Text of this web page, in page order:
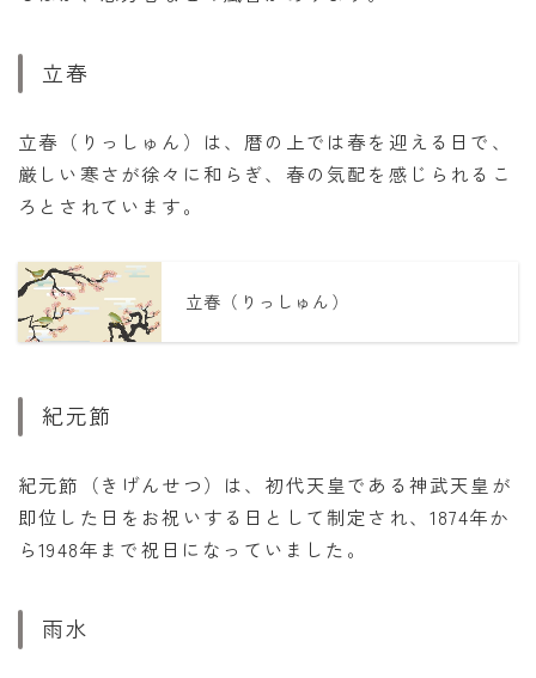
立春
立春（りっしゅん）は、暦の上では春を迎える日で、
厳しい寒さが徐々に和らぎ、春の気配を感じられるこ
ろとされています。
立春（りっしゅん）
紀元節
紀元節（きげんせつ）は、初代天皇である神武天皇が
即位した日をお祝いする日として制定され、1874年か
ら1948年まで祝日になっていました。
雨水